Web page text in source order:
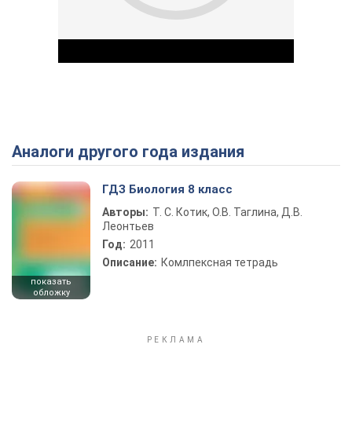
Play Video
Аналоги другого года издания
показать
обложку
ГДЗ Биология 8 класс
Авторы: Т. С. Котик, О.В. Таглина, Д.В.
Леонтьев
Год: 2011
Описание: Комлпексная тетрадь